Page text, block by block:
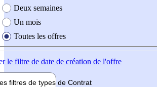
Deux semaines
Un mois
Toutes les offres
le filtre de date de création de l'offre
filtres de types de Contrat